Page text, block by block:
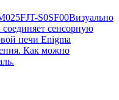
S0SF00Визуально
сенсорную
печи Enigma
Как можно